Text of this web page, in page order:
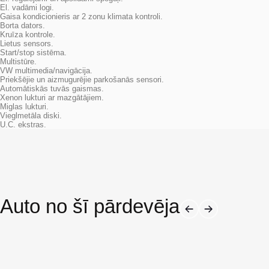
El. vadāmi logi.
Gaisa kondicionieris ar 2 zonu klimata kontroli.
Borta dators.
Kruīza kontrole.
Lietus sensors.
Start/stop sistēma.
Multistūre.
VW multimedia/navigācija.
Priekšējie un aizmugurējie parkošanās sensori.
Automātiskās tuvās gaismas.
Xenon lukturi ar mazgātājiem.
Miglas lukturi.
Vieglmetāla diski.
U.C. ekstras.
Auto no šī pārdevēja